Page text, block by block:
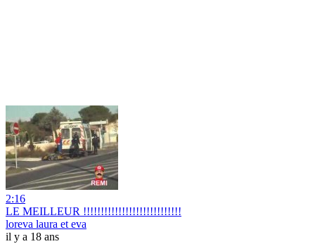
2:16
LE MEILLEUR !!!!!!!!!!!!!!!!!!!!!!!!!!!!
loreva laura et eva
il y a 18 ans